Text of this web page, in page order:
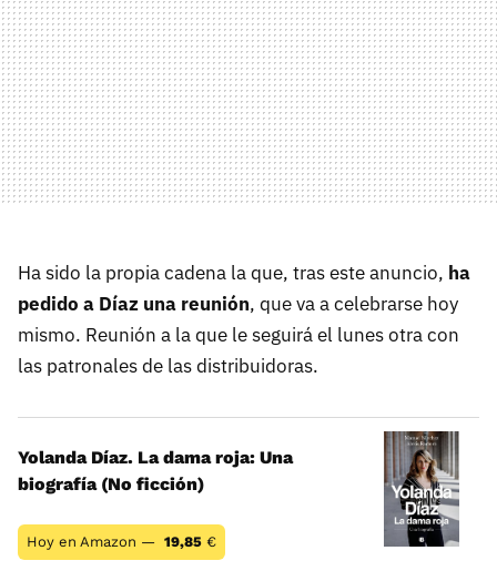
Ha sido la propia cadena la que, tras este anuncio, ha
pedido a Díaz una reunión, que va a celebrarse hoy
mismo. Reunión a la que le seguirá el lunes otra con
las patronales de las distribuidoras.
Yolanda Díaz. La dama roja: Una
biografía (No ficción)
Hoy en Amazon — 19,85 €